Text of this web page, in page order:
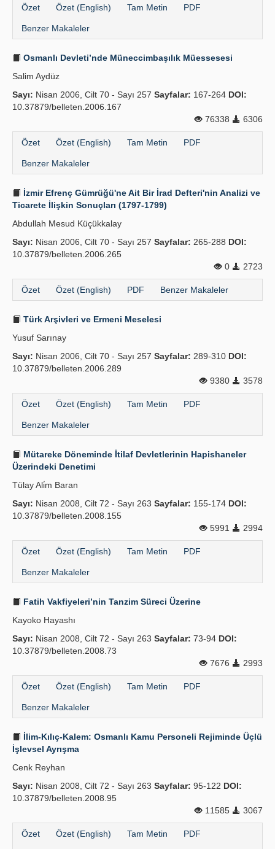
Özet Özet (English) Tam Metin PDF
Benzer Makaleler
Osmanlı Devleti’nde Müneccimbaşılık Müessesesi
Salim Aydüz
Sayı: Nisan 2006, Cilt 70 - Sayı 257 Sayfalar: 167-264 DOI:
10.37879/belleten.2006.167
76338
6306
Özet Özet (English) Tam Metin PDF
Benzer Makaleler
İzmir Efrenç Gümrüğü'ne Ait Bir İrad Defteri'nin Analizi ve
Ticarete İlişkin Sonuçları (1797-1799)
Abdullah Mesud Küçükkalay
Sayı: Nisan 2006, Cilt 70 - Sayı 257 Sayfalar: 265-288 DOI:
10.37879/belleten.2006.265
0
2723
Özet Özet (English) PDF Benzer Makaleler
Türk Arşivleri ve Ermeni Meselesi
Yusuf Sarınay
Sayı: Nisan 2006, Cilt 70 - Sayı 257 Sayfalar: 289-310 DOI:
10.37879/belleten.2006.289
9380
3578
Özet Özet (English) Tam Metin PDF
Benzer Makaleler
Mütareke Döneminde İtilaf Devletlerinin Hapishaneler
Üzerindeki Denetimi
Tülay Ali̇m Baran
Sayı: Nisan 2008, Cilt 72 - Sayı 263 Sayfalar: 155-174 DOI:
10.37879/belleten.2008.155
5991
2994
Özet Özet (English) Tam Metin PDF
Benzer Makaleler
Fatih Vakfiyeleri’nin Tanzim Süreci Üzerine
Kayoko Hayashı
Sayı: Nisan 2008, Cilt 72 - Sayı 263 Sayfalar: 73-94 DOI:
10.37879/belleten.2008.73
7676
2993
Özet Özet (English) Tam Metin PDF
Benzer Makaleler
İlim-Kılıç-Kalem: Osmanlı Kamu Personeli Rejiminde Üçlü
İşlevsel Ayrışma
Cenk Reyhan
Sayı: Nisan 2008, Cilt 72 - Sayı 263 Sayfalar: 95-122 DOI:
10.37879/belleten.2008.95
11585
3067
Özet Özet (English) Tam Metin PDF